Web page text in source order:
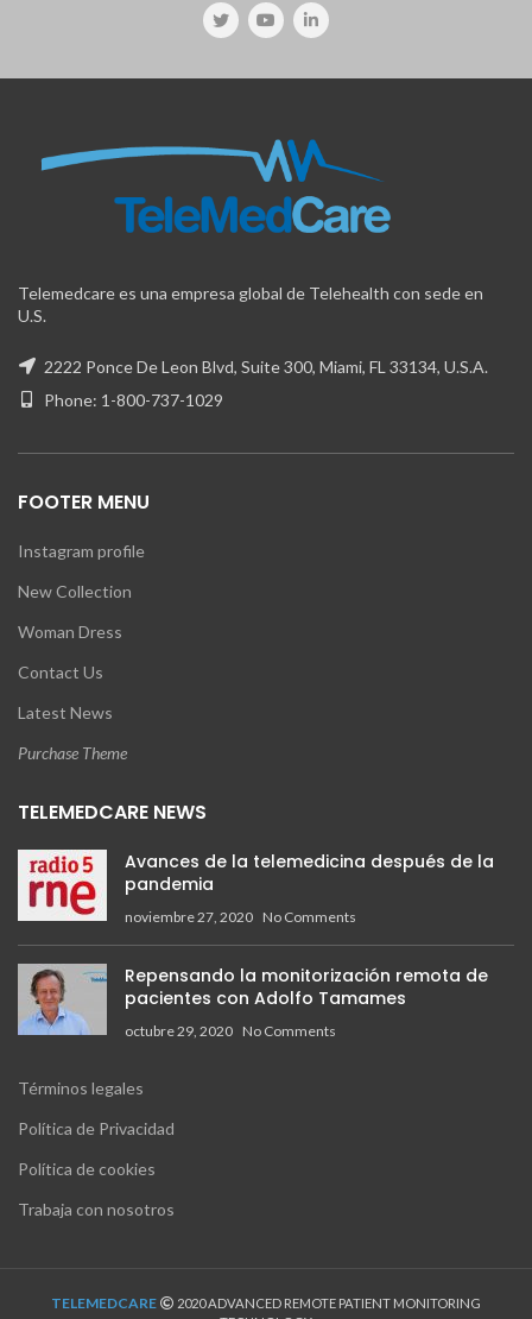
Telemedcare es una empresa global de Telehealth con sede en
U.S.
2222 Ponce De Leon Blvd, Suite 300, Miami, FL 33134, U.S.A.
Phone: 1-800-737-1029
FOOTER MENU
Instagram profile
New Collection
Woman Dress
Contact Us
Latest News
Purchase Theme
TELEMEDCARE NEWS
Avances de la telemedicina después de la
pandemia
noviembre 27, 2020 No Comments
Repensando la monitorización remota de
pacientes con Adolfo Tamames
octubre 29, 2020 No Comments
Términos legales
Política de Privacidad
Política de cookies
Trabaja con nosotros
TELEMEDCARE
2020 ADVANCED REMOTE PATIENT MONITORING